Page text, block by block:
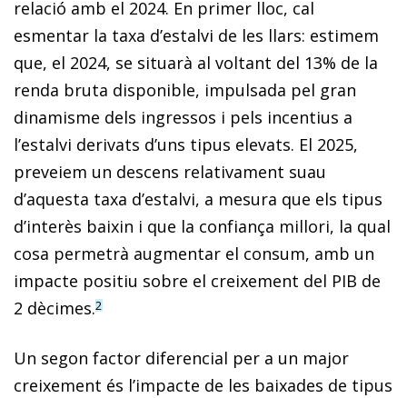
relació amb el 2024. En primer lloc, cal
esmentar la taxa d’estalvi de les llars: estimem
que, el 2024, se situarà al voltant del 13% de la
renda bruta disponible, impulsada pel gran
dinamisme dels ingressos i pels incentius a
l’estalvi derivats d’uns tipus elevats. El 2025,
preveiem un descens relativament suau
d’aquesta taxa d’estalvi, a mesura que els tipus
d’interès baixin i que la con­­fiança millori, la qual
cosa permetrà augmentar el consum, amb un
impacte positiu sobre el creixement del PIB de
2 dècimes.2
Un segon factor diferencial per a un major
creixement és l’impacte de les baixades de tipus